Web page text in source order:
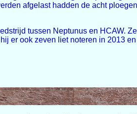
afgelast hadden de acht
tussen Neptunus en HCAW.
er ook zeven liet noteren in 2013